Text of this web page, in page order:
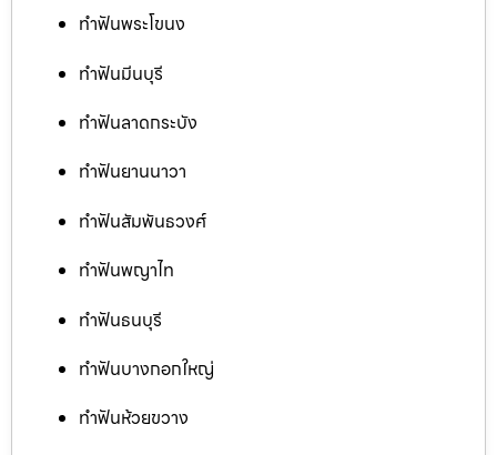
ทำฟันพระโขนง
ทำฟันมีนบุรี
ทำฟันลาดกระบัง
ทำฟันยานนาวา
ทำฟันสัมพันธวงศ์
ทำฟันพญาไท
ทำฟันธนบุรี
ทำฟันบางกอกใหญ่
ทำฟันห้วยขวาง